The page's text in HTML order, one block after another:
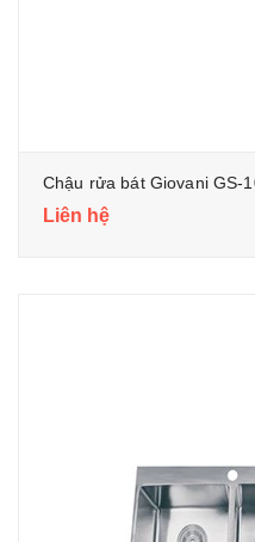
Chậu rửa bát Giovani GS-
Liên hệ